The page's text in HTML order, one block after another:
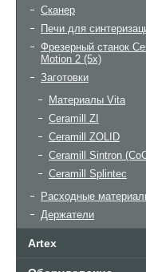
Сканер
Печи для
Фрезерный станок
Motion 2 (5x)
Заготовки
Материалы Vita
Ceramill ZI
Ceramill ZOLID
Ceramill Sintron
Ceramill Splintec
Расходные
Держатели
Artex